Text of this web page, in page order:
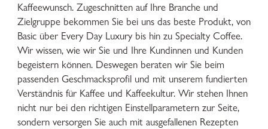
Kaffeewunsch. Zugeschnitten auf Ihre Branche und
Zielgruppe bekommen Sie bei uns das beste Produkt, von
Basic über Every Day Luxury bis hin zu Specialty Coffee.
Wir wissen, wie wir Sie und Ihre Kundinnen und Kunden
begeistern können. Deswegen beraten wir Sie beim
passenden Geschmacksprofil und mit unserem fundierten
Verständnis für Kaffee und Kaffeekultur. Wir stehen Ihnen
nicht nur bei den richtigen Einstellparametern zur Seite,
sondern versorgen Sie auch mit ausgefallenen Rezepten